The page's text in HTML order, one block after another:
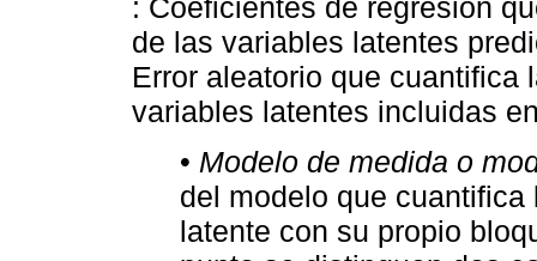
: Coeficientes de regresión
de las variables latentes
Error aleatorio que
variables latentes incluidas
• Modelo de medida o
del modelo que
latente con su propio